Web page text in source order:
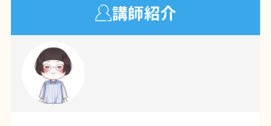
講師紹介